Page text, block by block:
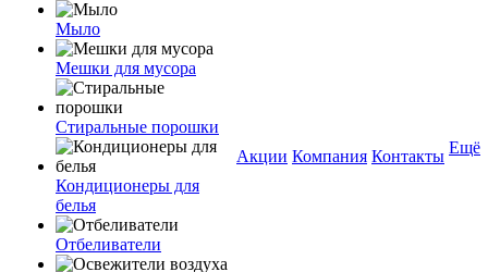
Мыло
Мешки для мусора
Стиральные порошки
Кондиционеры для
белья
Отбеливатели
Акции Компания Контакты Ещё